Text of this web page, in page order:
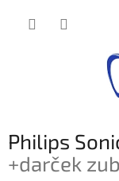
Philips
+darček